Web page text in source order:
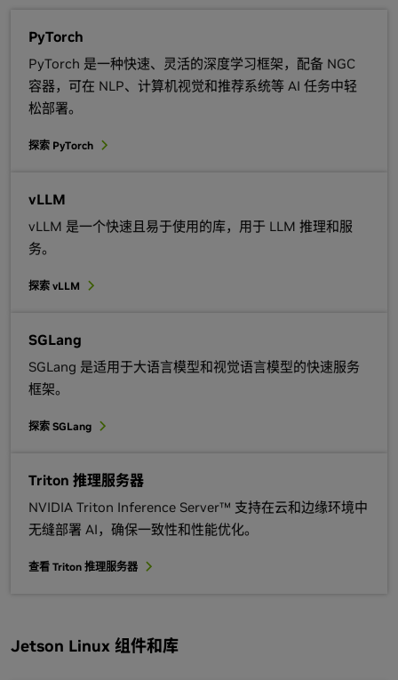
PyTorch
PyTorch 是一种快速、灵活的深度学习框架，配备 NGC
容器，可在 NLP、计算机视觉和推荐系统等 AI 任务中轻
松部署。
探索 PyTorch
vLLM
vLLM 是一个快速且易于使用的库，用于 LLM 推理和服
务。
探索 vLLM
SGLang
SGLang 是适用于大语言模型和视觉语言模型的快速服务
框架。
探索 SGLang
Triton 推理服务器
NVIDIA Triton Inference Server™ 支持在云和边缘环境中
无缝部署 AI，确保一致性和性能优化。
查看 Triton 推理服务器
Jetson Linux 组件和库